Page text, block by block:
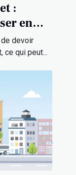
:
en
devoir
ce qui peut...